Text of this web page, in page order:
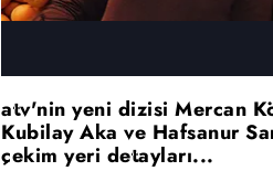
atv'nin yeni dizisi Mercan
Kubilay Aka ve Hafsanur
çekim yeri detayları...